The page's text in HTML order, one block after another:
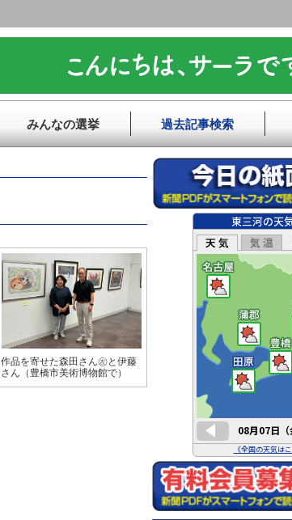
みんなの選挙 過去記事検索
作品を寄せた森田さん㊧と伊藤
さん（豊橋市美術博物館で）